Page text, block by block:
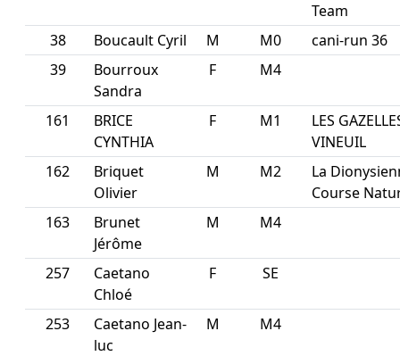
Team
38
Boucault Cyril M M0
cani-run 36
39
Bourroux
Sandra
F M4
161
BRICE
CYNTHIA
F M1
LES
VINEUIL
162
Briquet
Olivier
M M2
La
Course
163
Brunet
Jérôme
M M4
257
Caetano
Chloé
F SE
253
Caetano Jean-
luc
M M4